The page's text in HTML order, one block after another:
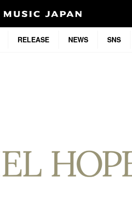
RELEASE NEWS SNS